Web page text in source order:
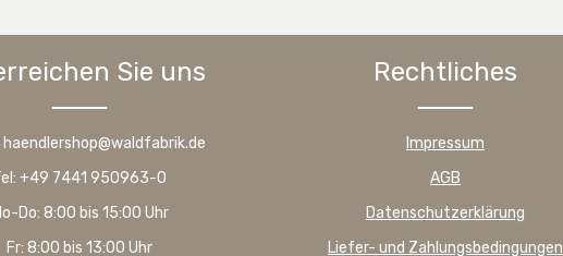
Sie uns
haendlershop@waldfabrik.de
+49 7441 950963-0
Do: 8:00 bis 15:00 Uhr
Fr: 8:00 bis 13:00 Uhr
Rechtliches
Impressum
AGB
Datenschutzerklärung
Liefer- und Zahlungsbedingungen